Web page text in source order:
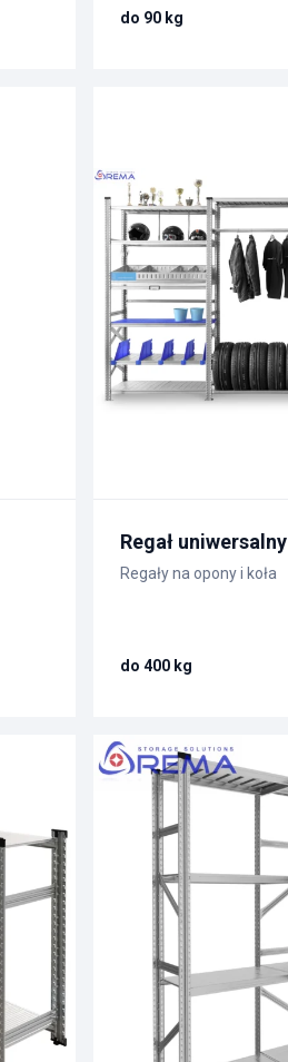
do 90 kg
Regał uniwersalny
Regały na opony i koła
do 400 kg